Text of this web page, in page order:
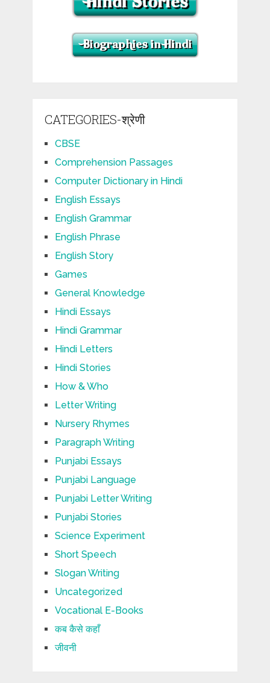
CATEGORIES-श्रेणी
CBSE
Comprehension Passages
Computer Dictionary in Hindi
English Essays
English Grammar
English Phrase
English Story
Games
General Knowledge
Hindi Essays
Hindi Grammar
Hindi Letters
Hindi Stories
How & Who
Letter Writing
Nursery Rhymes
Paragraph Writing
Punjabi Essays
Punjabi Language
Punjabi Letter Writing
Punjabi Stories
Science Experiment
Short Speech
Slogan Writing
Uncategorized
Vocational E-Books
कब कैसे कहाँ
जीवनी